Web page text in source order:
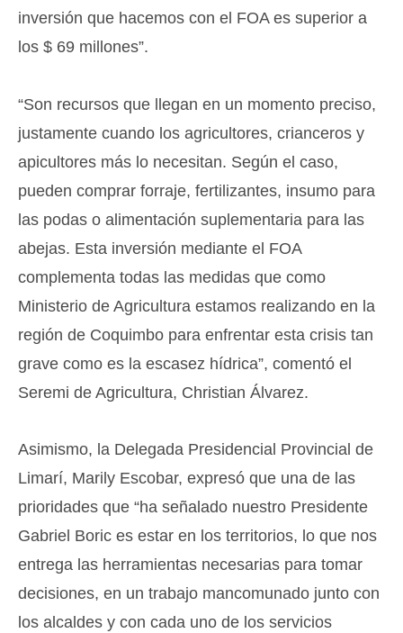
inversión que hacemos con el FOA es superior a
los $ 69 millones”.
“Son recursos que llegan en un momento preciso,
justamente cuando los agricultores, crianceros y
apicultores más lo necesitan. Según el caso,
pueden comprar forraje, fertilizantes, insumo para
las podas o alimentación suplementaria para las
abejas. Esta inversión mediante el FOA
complementa todas las medidas que como
Ministerio de Agricultura estamos realizando en la
región de Coquimbo para enfrentar esta crisis tan
grave como es la escasez hídrica”, comentó el
Seremi de Agricultura, Christian Álvarez.
Asimismo, la Delegada Presidencial Provincial de
Limarí, Marily Escobar, expresó que una de las
prioridades que “ha señalado nuestro Presidente
Gabriel Boric es estar en los territorios, lo que nos
entrega las herramientas necesarias para tomar
decisiones, en un trabajo mancomunado junto con
los alcaldes y con cada uno de los servicios